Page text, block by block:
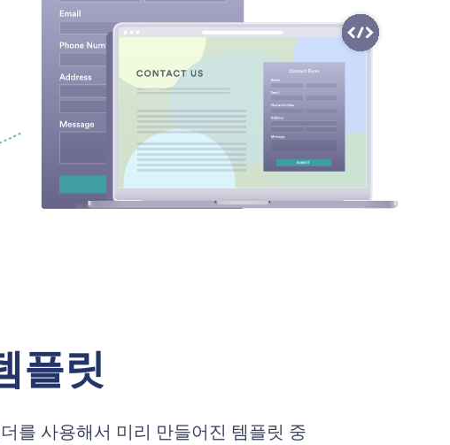
플릿
를 사용해서 미리 만들어진 템플릿 중